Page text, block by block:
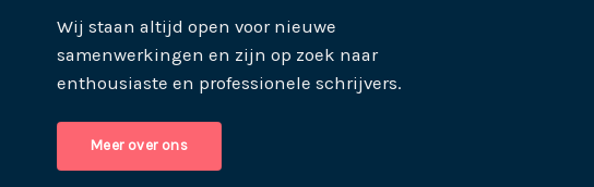
Wij staan altijd open voor nieuwe
samenwerkingen en zijn op zoek naar
enthousiaste en professionele schrijvers.
Meer over ons